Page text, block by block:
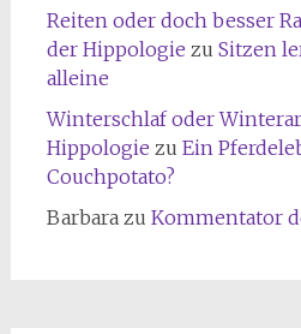
Reiten oder doch besser
der Hippologie zu Sitzen
alleine
Winterschlaf oder
Hippologie zu Ein
Couchpotato?
Barbarazu Kommentator